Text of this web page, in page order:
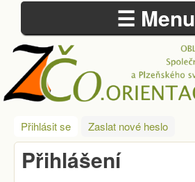
ZÁPADOČESKÁ
OBLAST
Přihlásit se (aktivní záložka)
Zaslat nové heslo
Přihlášení
☰ Menu